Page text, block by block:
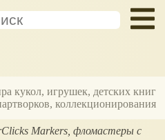
кукол, игрушек, детских книг
коллекционирования
Markers, фломастеры с